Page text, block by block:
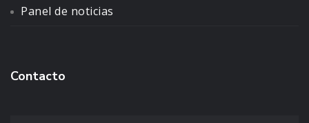
Panel de noticias
Contacto